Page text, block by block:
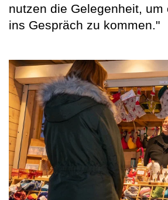
nutzen die Gelegenheit, um
ins Gespräch zu kommen."